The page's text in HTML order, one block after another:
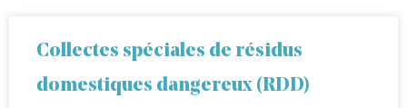
Collectes spéciales de résidus
domestiques dangereux (RDD)